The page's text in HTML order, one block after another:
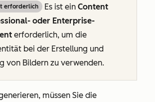
erforderlich Es ist ein Content
oder Enterprise-
erforderlich, um die
bei der Erstellung und
von Bildern zu verwenden.
müssen Sie die